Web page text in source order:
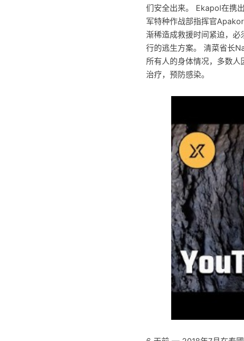
们安全出来。 Ekapol在携
军特种作战部指挥官
渐稀造成救援时间紧迫，
行的逃生方案。 清菜省长
所有人的身体情况，多数
治疗，预防感染。